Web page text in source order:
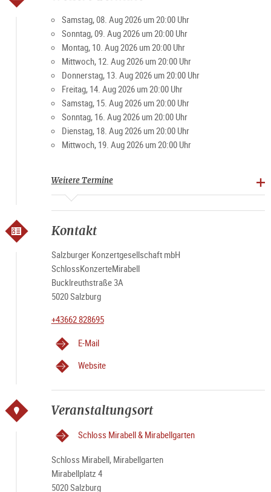
Samstag, 08. Aug 2026 um 20:00 Uhr
Sonntag, 09. Aug 2026 um 20:00 Uhr
Montag, 10. Aug 2026 um 20:00 Uhr
Mittwoch, 12. Aug 2026 um 20:00 Uhr
Donnerstag, 13. Aug 2026 um 20:00 Uhr
Freitag, 14. Aug 2026 um 20:00 Uhr
Samstag, 15. Aug 2026 um 20:00 Uhr
Sonntag, 16. Aug 2026 um 20:00 Uhr
Dienstag, 18. Aug 2026 um 20:00 Uhr
Mittwoch, 19. Aug 2026 um 20:00 Uhr
Weitere Termine
Kontakt
Salzburger Konzertgesellschaft mbH
SchlossKonzerteMirabell
Bucklreuthstraße 3A
5020 Salzburg
+43662 828695
E-Mail
Website
Veranstaltungsort
Schloss Mirabell & Mirabellgarten
Schloss Mirabell, Mirabellgarten
Mirabellplatz 4
5020 Salzburg